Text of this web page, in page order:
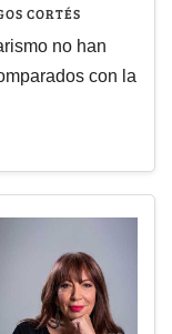
CORTÉS
no han
con la